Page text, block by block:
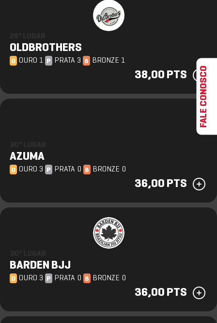
OLDBROTHERS
O OURO 1 P PRATA 3 B BRONZE 1
38,00 PTS
AZUMA
O OURO 3 P PRATA 0 B BRONZE 0
36,00 PTS
BARDEN BJJ
O OURO 3 P PRATA 0 B BRONZE 0
36,00 PTS
FALE CONOSCO